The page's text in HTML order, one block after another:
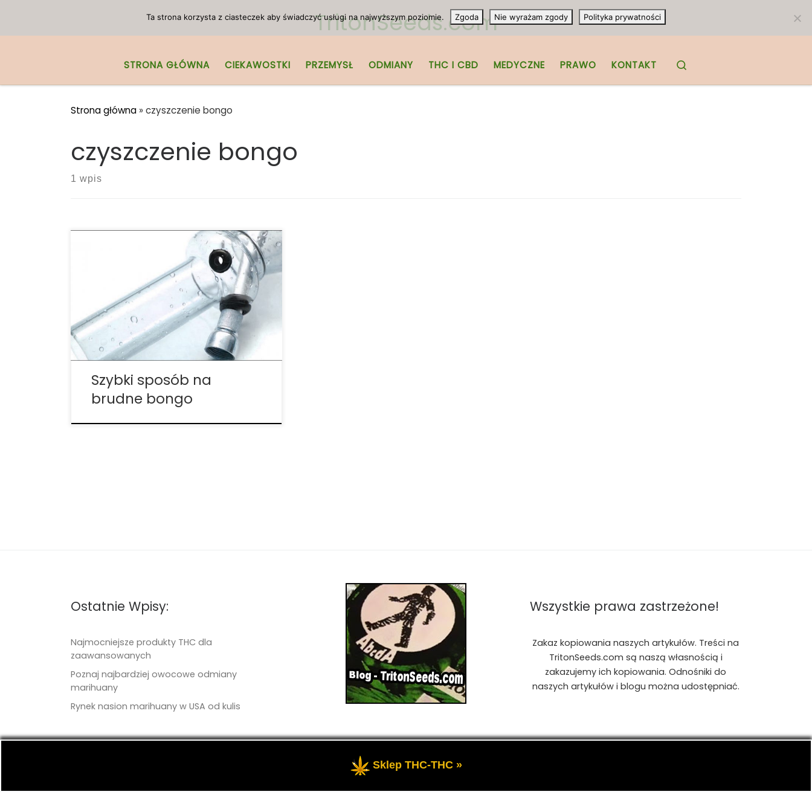
TritonSeeds.com
STRONA GŁÓWNA CIEKAWOSTKI PRZEMYSŁ ODMIANY THC I CBD MEDYCZNE PRAWO KONTAKT
Strona główna » czyszczenie bongo
czyszczenie bongo
1 wpis
Wielu doświadczonych palaczy wie, że
najlepszym sposobem na wyczyszczenie
bongo jest 99% alkohol izopropylowy i
oczywiście mieszanka soli. Ale co, jeśli nie
masz tych składników i bardzo się
spieszysz? 1. Zagotuj wodę Użyj
najczystszej wody jak to tylko możliwe,
więc […]
Szybki sposób na
brudne bongo
Ostatnie Wpisy:
Najmocniejsze produkty THC dla
zaawansowanych
Poznaj najbardziej owocowe odmiany
marihuany
Rynek nasion marihuany w USA od kulis
Wszystkie prawa zastrzeżone!
Zakaz kopiowania naszych artykułów. Treści na
TritonSeeds.com są naszą własnością i
zakazujemy ich kopiowania. Odnośniki do
naszych artykułów i blogu można udostępniać.
- Przedstawia portal-blog o Marihuanie, cannabis, konopiach indyjskich, CBD, RSO, THC.
Ta strona korzysta z ciasteczek aby świadczyć usługi na najwyższym poziomie. Zgoda Nie wyrażam zgody Polityka prywatności
Sklep THC-THC »